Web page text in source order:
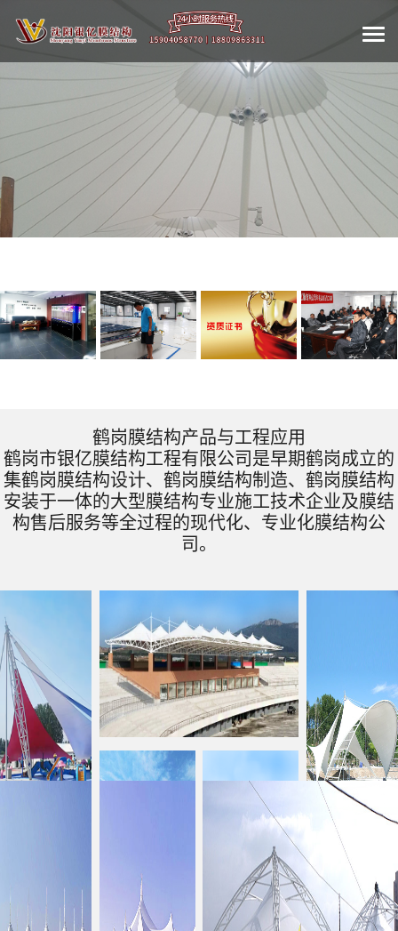
鹤岗膜结构产品与工程应用
鹤岗市银亿膜结构工程有限公司是早期鹤岗成立的
集鹤岗膜结构设计、鹤岗膜结构制造、鹤岗膜结构
安装于一体的大型膜结构专业施工技术企业及膜结
构售后服务等全过程的现代化、专业化膜结构公
司。